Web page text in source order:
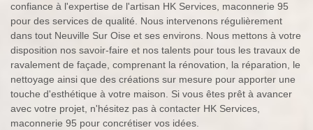
confiance à l'expertise de l'artisan HK Services, maconnerie 95
pour des services de qualité. Nous intervenons régulièrement
dans tout Neuville Sur Oise et ses environs. Nous mettons à votre
disposition nos savoir-faire et nos talents pour tous les travaux de
ravalement de façade, comprenant la rénovation, la réparation, le
nettoyage ainsi que des créations sur mesure pour apporter une
touche d'esthétique à votre maison. Si vous êtes prêt à avancer
avec votre projet, n'hésitez pas à contacter HK Services,
maconnerie 95 pour concrétiser vos idées.